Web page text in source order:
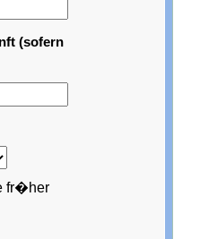
(sofern
fr�her